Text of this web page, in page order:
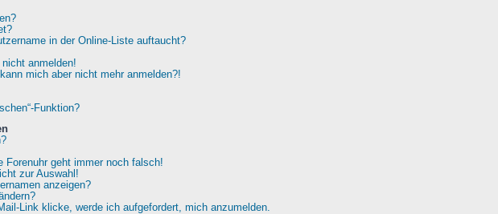
in der Online-Liste auftaucht?
anmelden!
mich aber nicht mehr anmelden?!
Funktion?
Forenuhr geht immer noch falsch!
zur Auswahl!
anzeigen?
Link klicke, werde ich aufgefordert, mich anzumelden.